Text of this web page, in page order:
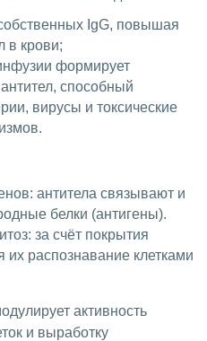
IgG, повышая
в крови;
формирует
способный
вирусы и токсические
антитела связывают и
белки (антигены).
за счёт покрытия
распознавание клетками
активность
и выработку